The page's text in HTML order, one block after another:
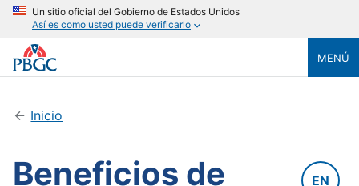
Un sitio oficial del Gobierno de Estados Unidos
Así es como usted puede verificarlo
MENÚ
Inicio
Beneficios de
EN